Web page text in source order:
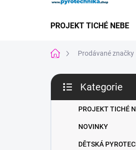
PROJEKT TICHÉ NEBE
Domů Prodávané značky
P
s
kategorie
Kategorie
PROJEKT TICHÉ
NOVINKY
DĚTSKÁ